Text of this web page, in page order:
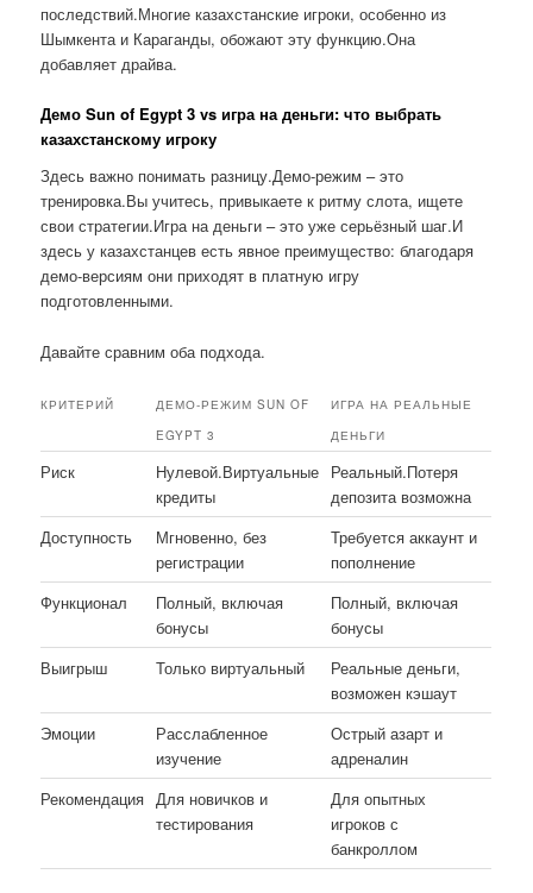
последствий.Многие казахстанские игроки, особенно из
Шымкента и Караганды, обожают эту функцию.Она
добавляет драйва.
Демо Sun of Egypt 3 vs игра на деньги: что выбрать
казахстанскому игроку
Здесь важно понимать разницу.Демо-режим – это
тренировка.Вы учитесь, привыкаете к ритму слота, ищете
свои стратегии.Игра на деньги – это уже серьёзный шаг.И
здесь у казахстанцев есть явное преимущество: благодаря
демо-версиям они приходят в платную игру
подготовленными.
Давайте сравним оба подхода.
КРИТЕРИЙ
ДЕМО-РЕЖИМ SUN OF
EGYPT 3
ИГРА НА РЕАЛЬНЫЕ
ДЕНЬГИ
Риск
Нулевой.Виртуальные
кредиты
Реальный.Потеря
депозита возможна
Доступность
Мгновенно, без
регистрации
Требуется аккаунт и
пополнение
Функционал
Полный, включая
бонусы
Полный, включая
бонусы
Выигрыш
Только виртуальный
Реальные деньги,
возможен кэшаут
Эмоции
Расслабленное
изучение
Острый азарт и
адреналин
Рекомендация Для новичков и
тестирования
Для опытных
игроков с
банкроллом